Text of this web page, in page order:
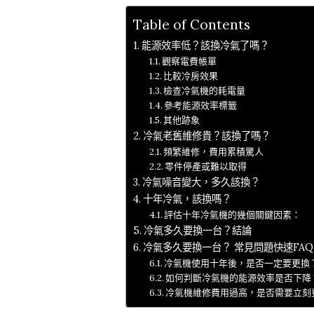
Table of Contents
能源效率低？該換冷氣了嗎？
觀察電費帳單
比較冷房效果
檢查冷氣機的耗電量
參考能源效率標籤
其他跡象
冷氣老舊維修貴？該換了嗎？
頻繁維修，費用累積驚人
零件停產或難以取得
冷氣噪音變大，多久該換？
十年冷氣，該換嗎？
評估十年冷氣機的幾個關鍵因素：
冷氣多久要換一台？結論
冷氣多久要換一台？ 常見問題快速FAQ
冷氣機使用十年後，是否一定要更換
如何判斷冷氣機的能源效率是否下降
冷氣機維修費用過高，是否需要立刻